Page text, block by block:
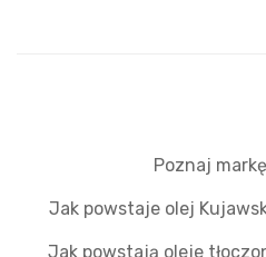
Poznaj
Jak powstaje olej
Jak powstają oleje